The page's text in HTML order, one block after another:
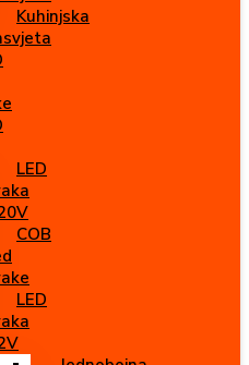
Kuhinjska
LED
COB
LED